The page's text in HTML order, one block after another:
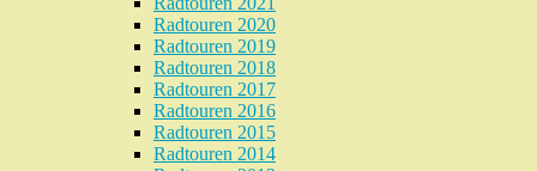
Radtouren 2020
Radtouren 2019
Radtouren 2018
Radtouren 2017
Radtouren 2016
Radtouren 2015
Radtouren 2014